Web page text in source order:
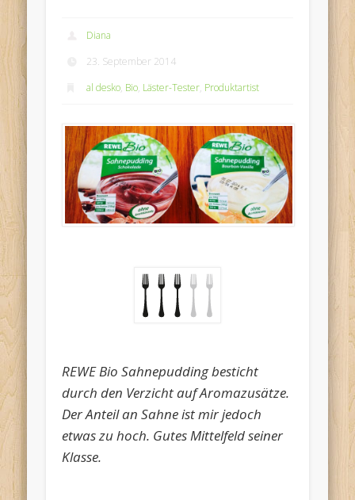
Diana
23. September 2014
al desko, Bio, Läster-Tester, Produktartist
REWE Bio Sahnepudding besticht
durch den Verzicht auf Aromazusätze.
Der Anteil an Sahne ist mir jedoch
etwas zu hoch. Gutes Mittelfeld seiner
Klasse.